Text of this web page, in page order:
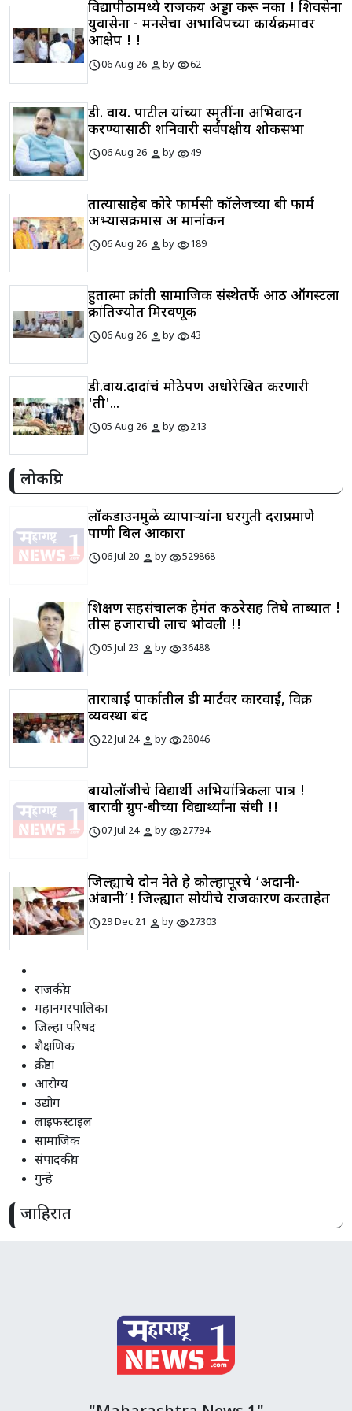
विद्यापीठामध्ये राजकीय अड्डा करू नका ! शिवसेना
युवासेना - मनसेचा अभाविपच्या कार्यक्रमावर
आक्षेप ! !
schedule06 Aug 26 personbyvisibility62
डी. वाय. पाटील यांच्या स्मृतींना अभिवादन
करण्यासाठी शनिवारी सर्वपक्षीय शोकसभा
schedule06 Aug 26 personbyvisibility49
तात्यासाहेब कोरे फार्मसी कॉलेजच्या बी फार्म
अभ्यासक्रमास अ मानांकन
schedule06 Aug 26 personbyvisibility189
हुतात्मा क्रांती सामाजिक संस्थेतर्फे आठ ऑगस्टला
क्रांतिज्योत मिरवणूक
schedule06 Aug 26 personbyvisibility43
डी.वाय.दादांचं मोठेपण अधोरेखित करणारी
'ती'...
schedule05 Aug 26 personbyvisibility213
लोकप्रिय
लॉकडाउनमुळे व्यापाऱ्यांना घरगुती दराप्रमाणे
पाणी बिल आकारा
schedule06 Jul 20 personbyvisibility529868
शिक्षण सहसंचालक हेमंत कठरेसह तिघे ताब्यात !
तीस हजाराची लाच भोवली !!
schedule05 Jul 23 personbyvisibility36488
ताराबाई पार्कातील डी मार्टवर कारवाई, विक्री
व्यवस्था बंद
schedule22 Jul 24 personbyvisibility28046
बायोलॉजीचे विद्यार्थी अभियांत्रिकीला पात्र !
बारावी ग्रुप-बीच्या विद्यार्थ्यांना संधी !!
schedule07 Jul 24 personbyvisibility27794
जिल्ह्याचे दोन नेते हे कोल्हापूरचे ‘अदानी-
अंबानी’! जिल्ह्यात सोयीचे राजकारण करताहेत
schedule29 Dec 21 personbyvisibility27303
राजकीय
महानगरपालिका
जिल्हा परिषद
शैक्षणिक
क्रीडा
आरोग्य
उद्योग
लाइफस्टाइल
सामाजिक
संपादकीय
गुन्हे
जाहिरात